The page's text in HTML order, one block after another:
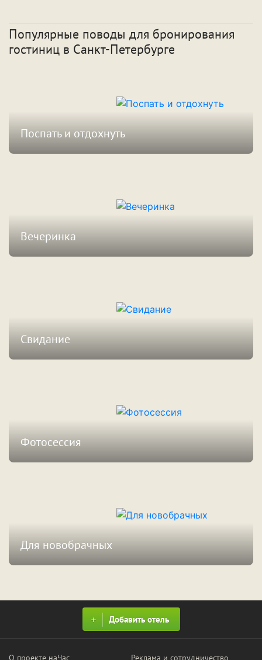
Популярные поводы для бронирования
гостиниц в Санкт-Петербурге
Поспать и отдохнуть
Смотреть предложения
Вечеринка
Смотреть предложения
Свидание
Смотреть предложения
Фотосессия
Смотреть предложения
Для новобрачных
Смотреть предложения
Добавить отель
О проекте наЧас Реклама и сотрудничество